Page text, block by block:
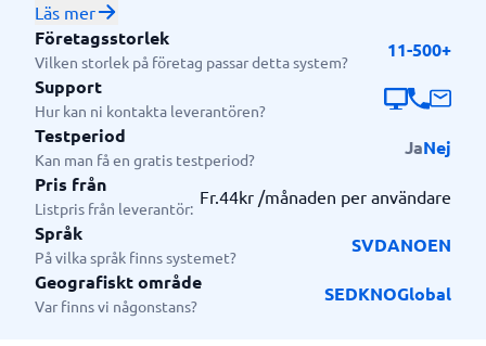
organisationen, vilket ytterligare stärker
medarbetarnas samarbete och engagemang.
Vilka passar ziik för?
Ziik´s intranät passar mindre till stora företag oavsett
affärsidé eller bransch som söker en plattform för
medarbetare och ledning att dela material på. Ziik är
för dig som värderar medarbetares engagemang i
arbetet samt informationsdelningen mellan arbeten.
Läs mer
Företagsstorlek
Vilken storlek på företag passar detta system?
11-500+
Support
Hur kan ni kontakta leverantören?
Testperiod
Kan man få en gratis testperiod?
JaNej
Pris från
Listpris från leverantör:
Fr.44kr /månaden per användare
Språk
På vilka språk finns systemet?
SVDANOEN
Geografiskt område
Var finns vi någonstans?
SEDKNOGlobal